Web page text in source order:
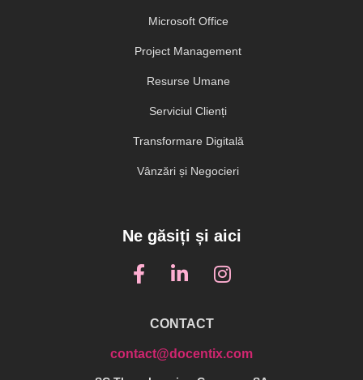
Microsoft Office
Project Management
Resurse Umane
Serviciul Clienți
Transformare Digitală
Vânzări și Negocieri
Ne găsiți și aici
CONTACT
contact@docentix.com